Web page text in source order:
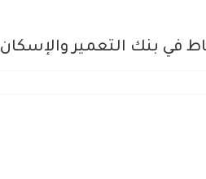
في بنك التعمير والإسكان